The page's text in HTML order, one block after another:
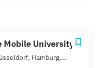
Mobile University
Hamburg,...